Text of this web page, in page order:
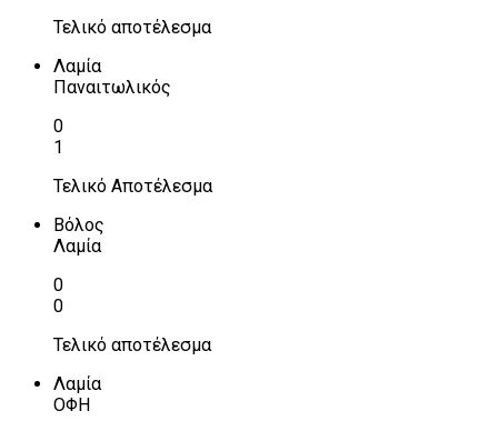
Τελικό αποτέλεσμα
Λαμία
Παναιτωλικός
0
1
Τελικό Αποτέλεσμα
Βόλος
Λαμία
0
0
Τελικό αποτέλεσμα
Λαμία
ΟΦΗ